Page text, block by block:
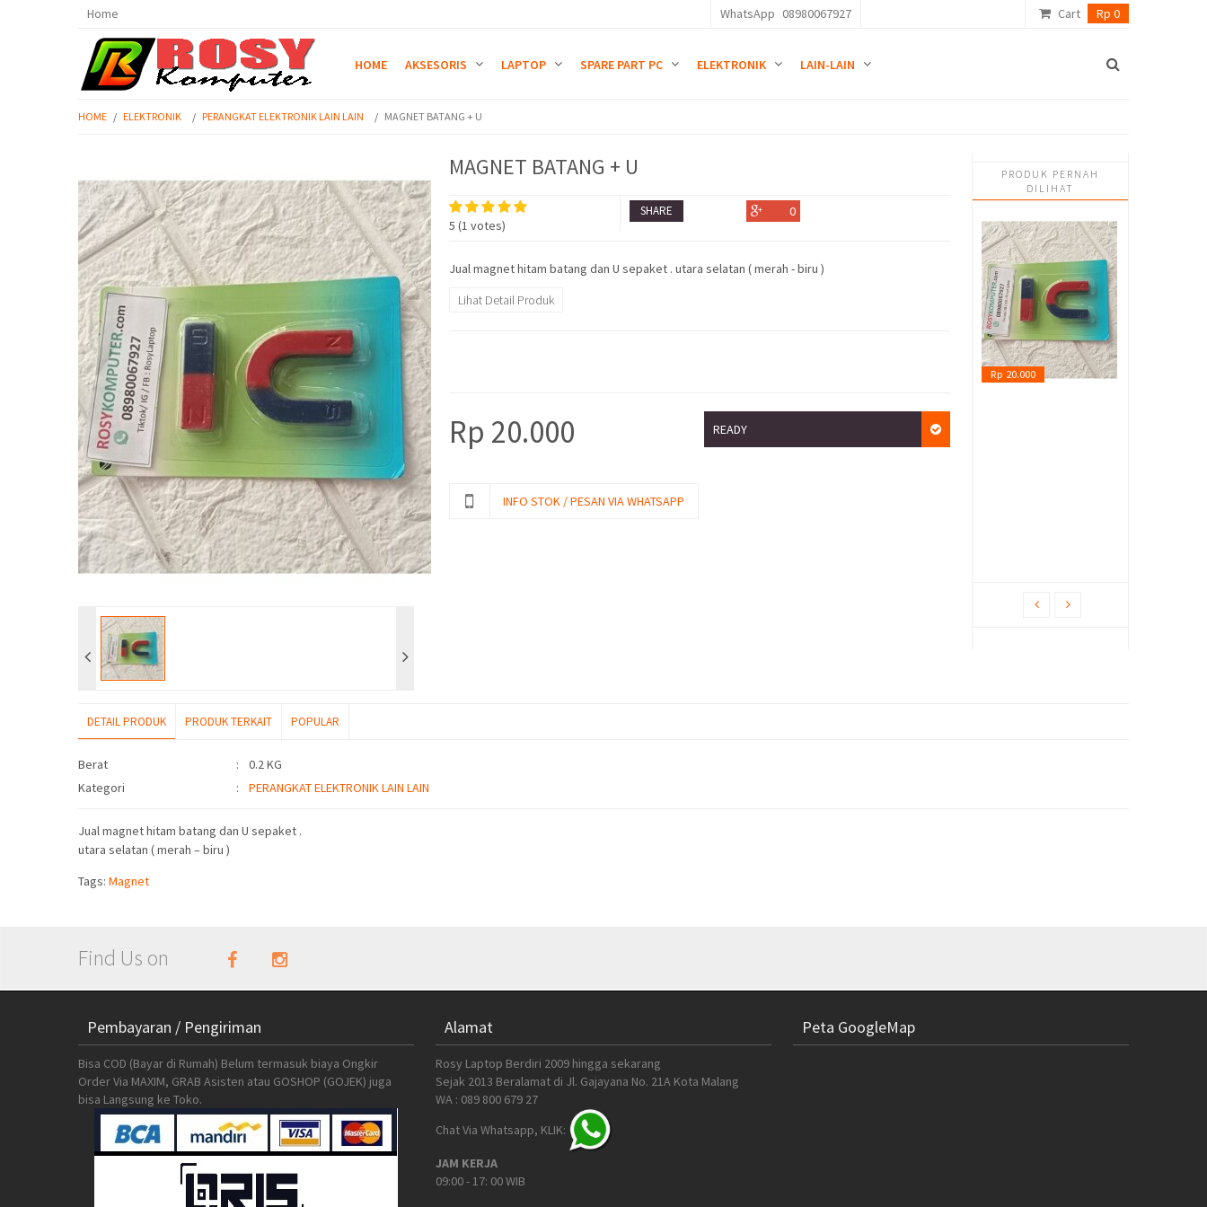
Home WhatsApp 08980067927 Cart Rp 0
HOME AKSESORIS LAPTOP SPARE PART PC ELEKTRONIK LAIN-LAIN
HOME / ELEKTRONIK / PERANGKAT ELEKTRONIK LAIN LAIN / MAGNET BATANG + U
MAGNET BATANG + U
5 (1 votes)
SHARE 0
Jual magnet hitam batang dan U sepaket . utara selatan ( merah - biru )
Lihat Detail Produk
READY
Rp 20.000
INFO STOK / PESAN VIA WHATSAPP
PRODUK PERNAH
DILIHAT
Rp 20.000
DETAIL PRODUK PRODUK TERKAIT POPULAR
Detail Produk
Berat :
0.2 KG
Kategori
: PERANGKAT ELEKTRONIK LAIN LAIN
Jual magnet hitam batang dan U sepaket .
utara selatan ( merah – biru )
Tags: Magnet
Find Us on
Pembayaran / Pengiriman
Bisa COD (Bayar di Rumah) Belum termasuk biaya Ongkir
Order Via MAXIM, GRAB Asisten atau GOSHOP (GOJEK) juga
bisa Langsung ke Toko.
Alamat
Rosy Laptop Berdiri 2009 hingga sekarang
Sejak 2013 Beralamat di Jl. Gajayana No. 21A Kota Malang
WA : 089 800 679 27
Chat Via Whatsapp, KLIK:
JAM KERJA
09:00 - 17: 00 WIB
Peta GoogleMap